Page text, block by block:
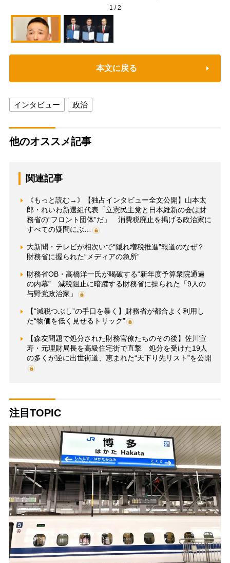
1 /2
本文に戻る
インタビュー 政治
他のオススメ記事
関連記事
《もっと読む→》【独占インタビュー全文公開】山本太
郎・れいわ新選組代表「立憲民主党と日本維新の会は財
務省の“フロント団体”だ」 消費税廃止を掲げる政治家に
すべての疑問にぶ…
大新聞・テレビが相次いで“隠れ増税推進”報道のなぜ？
財務省に握られた“メディアの急所”
財務省OB・高橋洋一氏が喝破する“新年度予算衆院通過
の内幕” 減税阻止に暗躍する財務省に操られた「9人の
与野党政治家」
【“減税つぶし”の手口を暴く】財務省が都合よく利用し
た“物価を低く見せるトリック”
【森友問題で処分された財務官僚たちのその後】佐川宣
寿・元理財局長を高級住宅街で直撃 処分を受けた19人
の多くが逆に出世街道、恵まれた“天下り先リスト”を公開
注目TOPIC